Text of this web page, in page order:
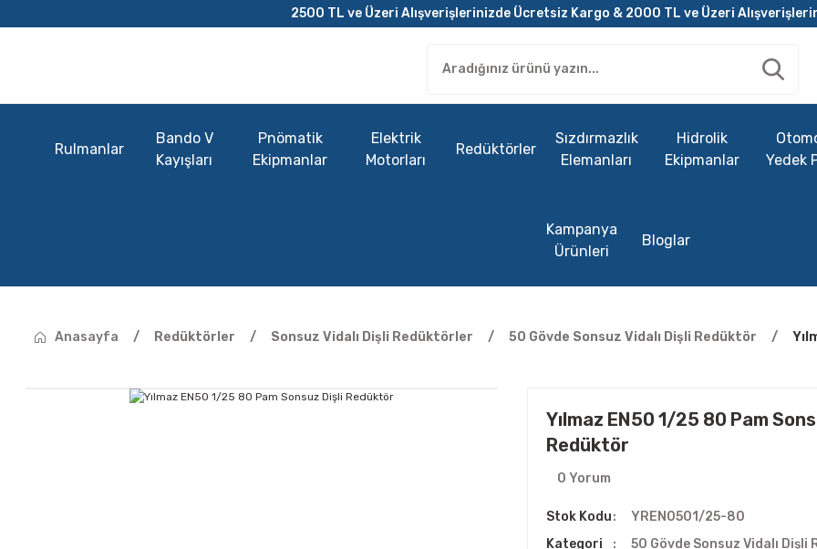
2500 TL ve Üzeri Alışverişlerinizde Ücretsiz Kargo & 2000 TL ve Üzeri
Rulmanlar
Bando V
Kayışları
Pnömatik
Ekipmanlar
Elektrik
Motorları
Redüktörler
Sızdırmazlık
Elemanları
Hidrolik
Ekipmanlar
Yedek
Kampanya
Ürünleri
Bloglar
Anasayfa Redüktörler Sonsuz Vidalı Dişli Redüktörler 50 Gövde Sonsuz Vidalı Dişli Redüktör
Yılmaz EN50 1/25 80 Pam
Redüktör
0 Yorum
Stok Kodu
YREN0501/25-80
Kategori
50 Gövde Sonsuz Vidalı Dişli